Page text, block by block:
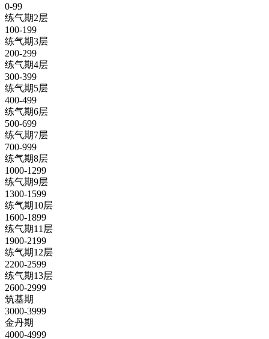
0-99
练气期2层
100-199
练气期3层
200-299
练气期4层
300-399
练气期5层
400-499
练气期6层
500-699
练气期7层
700-999
练气期8层
1000-1299
练气期9层
1300-1599
练气期10层
1600-1899
练气期11层
1900-2199
练气期12层
2200-2599
练气期13层
2600-2999
筑基期
3000-3999
金丹期
4000-4999